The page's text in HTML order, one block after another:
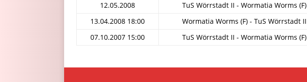
12.05.2008
TuS Wörrstadt II - Wormatia Worms (F)
13.04.2008 18:00
Wormatia Worms (F) - TuS Wörrstadt II
07.10.2007 15:00
TuS Wörrstadt II - Wormatia Worms (F)